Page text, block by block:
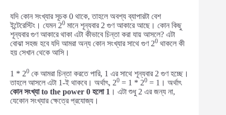
যদি কোন সংখ্যার সূচক 0 থাকে, তাহলে অবশ্য ব্যাপারটা বেশ
ইন্টেরেস্টিং। যেমন 20 মানে শূন্যবার 2 গুণ আকারে আছে। কোন কিছু
শূন্যবার গুণ আকারে থাকা এটা কীভাবে চিন্তা করা যায় আসলে? এটা
বোঝা সহজ হবে যদি আমরা অন্য কোন সংখ্যার সাথে গুণ 20 থাকলে কী
হয় সেখান থেকে আসি।
1 * 20 কে আমরা চিন্তা করতে পারি, 1 এর সাথে শূন্যবার 2 গুণ হচ্ছে।
তাহলে আসলে এটা 1-ই থাকবে। অর্থাৎ, 20 = 1 * 20 = 1। অর্থাৎ
কোন সংখ্যা to the power 0 হলো 1 । এটা শুধু 2 এর জন্য না,
যেকোন সংখ্যার ক্ষেত্রে প্রযোজ্য।